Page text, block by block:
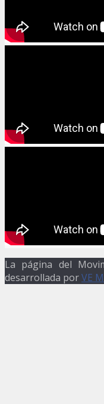
La página del
desarrollada porVE